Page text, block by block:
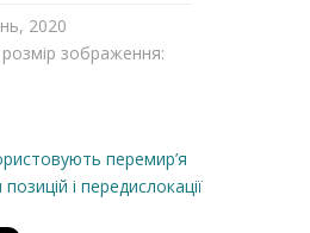
2020
розмір зображення:
перемир’я
і передислокації